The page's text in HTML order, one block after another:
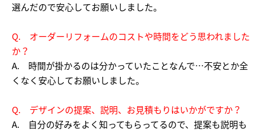
選んだので安心してお願いしました。
Q. オーダーリフォームのコストや時間をどう思われました
か？
A. 時間が掛かるのは分かっていたことなんで…不安とか全
くなく安心してお願いしました。
Q. デザインの提案、説明、お見積もりはいかがですか？
A. 自分の好みをよく知ってもらってるので、提案も説明も